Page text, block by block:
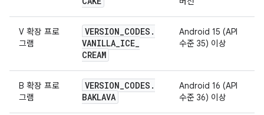
V 확장 프로
그램
VERSION_CODES .
VANILLA_ICE_
CREAM
Android 15 (API
수준 35) 이상
B 확장 프로
그램
VERSION_CODES .
BAKLAVA
Android 16 (API
수준 36) 이상